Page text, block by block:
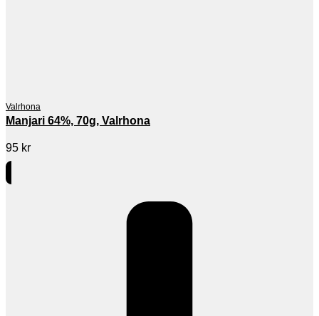
Valrhona
Manjari 64%, 70g, Valrhona
95 kr